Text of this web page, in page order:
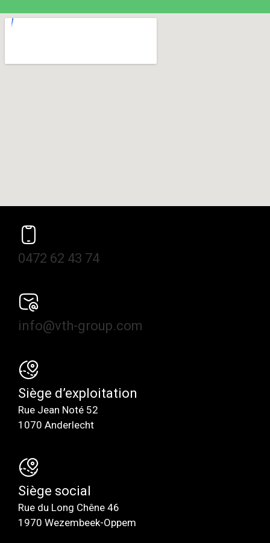
0472 62 43 74
info@vth-group.com
Siège d’exploitation
Rue Jean Noté 52
1070 Anderlecht
Siège social
Rue du Long Chêne 46
1970 Wezembeek-Oppem